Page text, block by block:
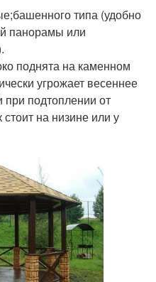
типа (удобно
панорамы или
поднята на каменном
угрожает весеннее
при подтоплении от
на низине или у